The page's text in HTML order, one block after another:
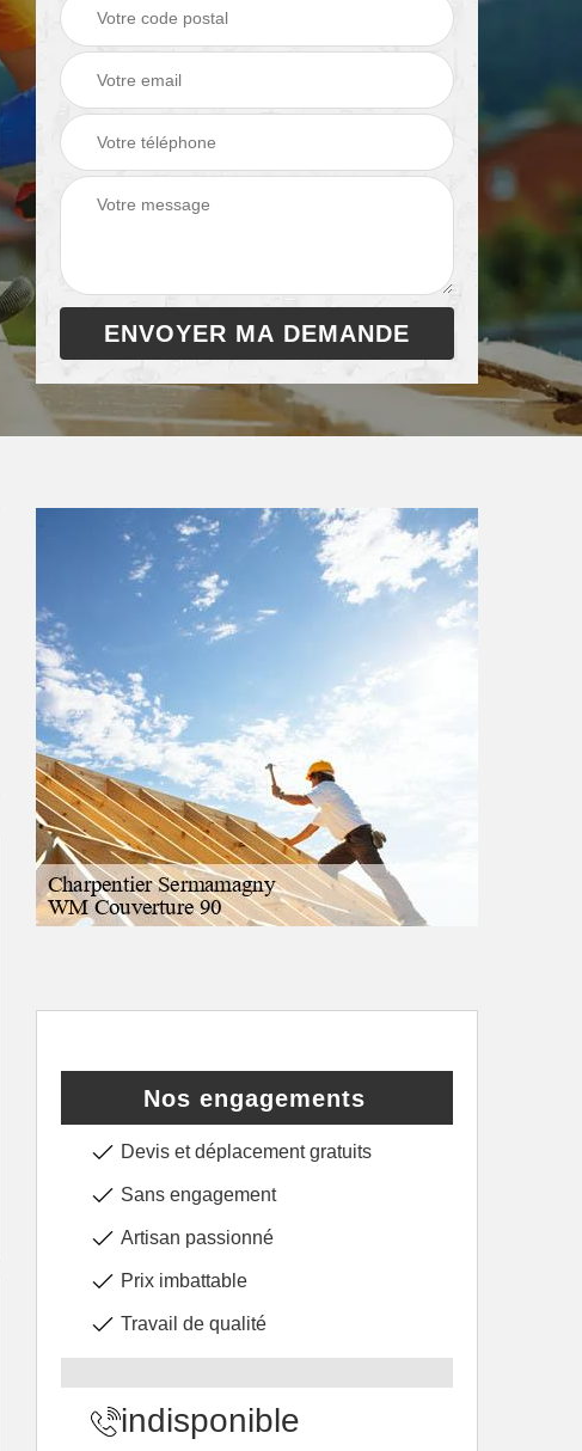
Nos engagements
Devis et déplacement gratuits
Sans engagement
Artisan passionné
Prix imbattable
Travail de qualité
indisponible